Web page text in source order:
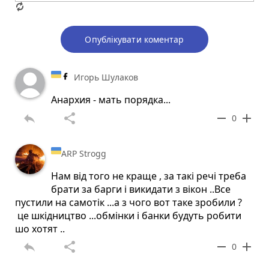
Опублікувати коментар
Игорь Шулаков
Анархия - мать порядка...
reply share remove 0 add
ARP Strogg
Нам від того не краще , за такі речі треба
брати за барги і викидати з вікон ..Все
пустили на самотік ...а з чого вот таке зробили ?
це шкідництво ...обмінки і банки будуть робити
шо хотят ..
reply share remove 0 add